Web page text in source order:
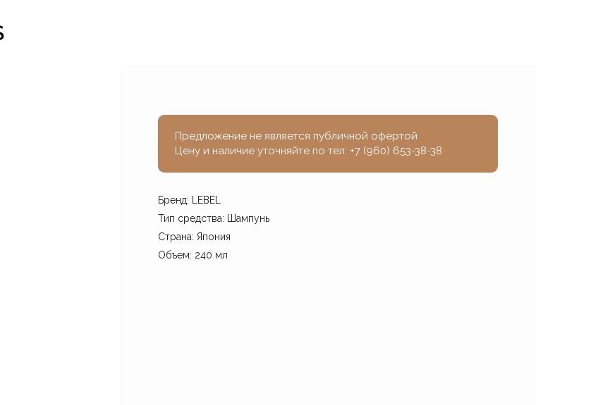
Предложение не является публичной офертой
Цену и наличие уточняйте по тел: +7 (960) 653-38-38
Бренд: LEBEL
Тип средства: Шампунь
Страна: Япония
Объем: 240 мл